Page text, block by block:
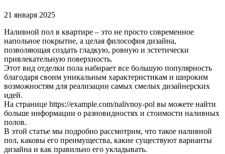
21 января 2025
Наливной пол в квартире – это не просто современное
напольное покрытие, а целая философия дизайна,
позволяющая создать гладкую, ровную и эстетически
привлекательную поверхность.
Этот вид отделки пола набирает все большую популярность
благодаря своим уникальным характеристикам и широким
возможностям для реализации самых смелых дизайнерских
идей.
На странице https://example.com/nalivnoy-pol вы можете найти
больше информации о разновидностях и стоимости наливных
полов.
В этой статье мы подробно рассмотрим, что такое наливной
пол, каковы его преимущества, какие существуют варианты
дизайна и как правильно его укладывать.